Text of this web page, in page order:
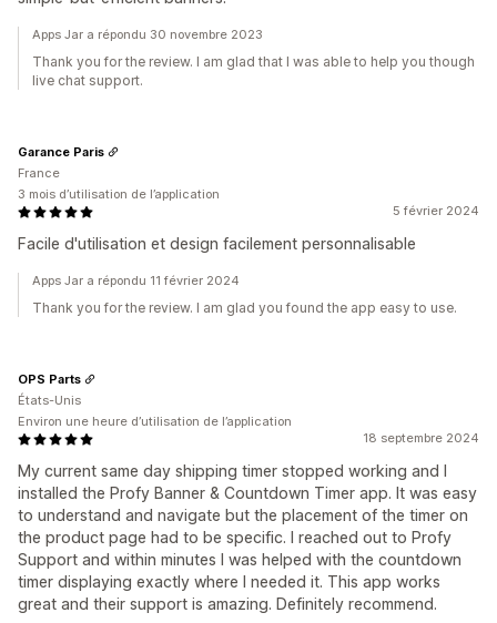
Apps Jar a répondu 30 novembre 2023
Thank you for the review. I am glad that I was able to help you though
live chat support.
5 février 2024
Facile d'utilisation et design facilement personnalisable
Garance Paris
France
3 mois d’utilisation de l’application
Apps Jar a répondu 11 février 2024
Thank you for the review. I am glad you found the app easy to use.
18 septembre 2024
My current same day shipping timer stopped working and I
installed the Profy Banner & Countdown Timer app. It was easy
to understand and navigate but the placement of the timer on
the product page had to be specific. I reached out to Profy
Support and within minutes I was helped with the countdown
timer displaying exactly where I needed it. This app works
great and their support is amazing. Definitely recommend.
OPS Parts
États-Unis
Environ une heure d’utilisation de l’application